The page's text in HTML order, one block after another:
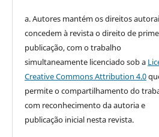
a. Autores mantém os direitos
concedem à revista o direito de
publicação, com o trabalho
simultaneamente licenciado sob a
Creative Commons Attribution 4.0
permite o compartilhamento do
com reconhecimento da autoria e
publicação inicial nesta revista.